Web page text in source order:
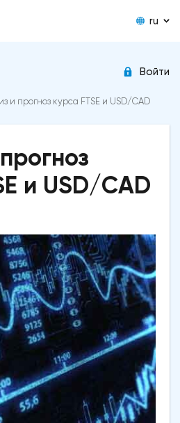
ru
Войти
и прогноз курса FTSE и USD/CAD
и USD/CAD